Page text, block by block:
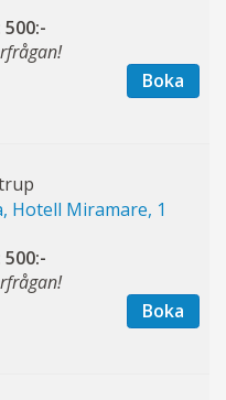
Boka
Hotell Miramare, 1
Boka